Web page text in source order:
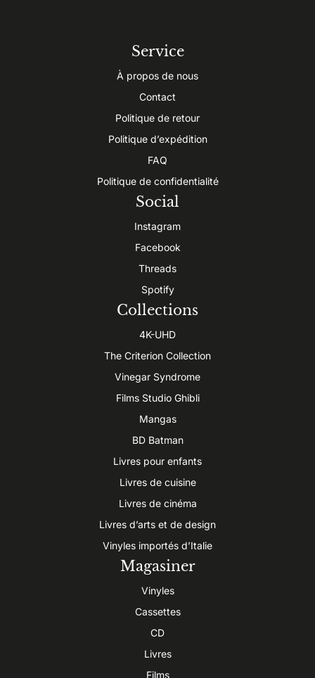
Service
À propos de nous
Contact
Politique de retour
Politique d’expédition
FAQ
Politique de confidentialité
Social
Instagram
Facebook
Threads
Spotify
Collections
4K-UHD
The Criterion Collection
Vinegar Syndrome
Films Studio Ghibli
Mangas
BD Batman
Livres pour enfants
Livres de cuisine
Livres de cinéma
Livres d’arts et de design
Vinyles importés d’Italie
Magasiner
Vinyles
Cassettes
CD
Livres
Films